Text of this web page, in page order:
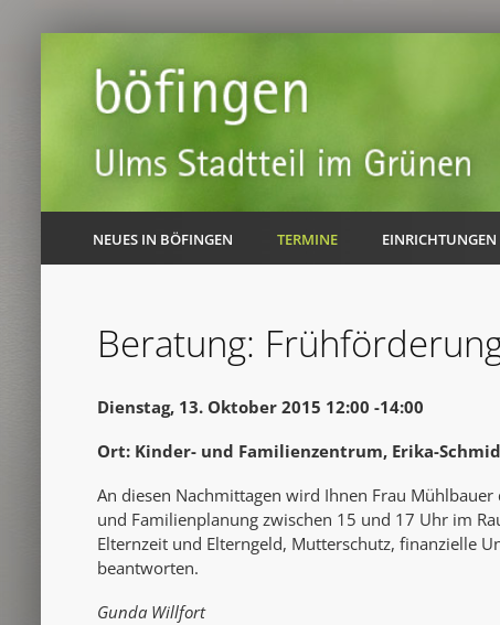
NEUES IN BÖFINGEN TERMINE EINRICHTUNGEN
Beratung:
Dienstag, 13. Oktober 2015 12:00 -14:00
Ort: Kinder- und Familienzentrum, Erika-
An diesen Nachmittagen wird Ihnen Frau
und Familienplanung zwischen 15 und 17 Uhr im
Elternzeit und Elterngeld, Mutterschutz, finanzielle
beantworten.
Gunda Willfort